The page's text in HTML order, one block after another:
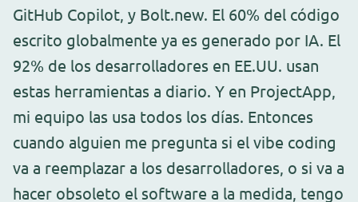
GitHub Copilot, y Bolt.new. El 60% del código
escrito globalmente ya es generado por IA. El
92% de los desarrolladores en EE.UU. usan
estas herramientas a diario. Y en ProjectApp,
mi equipo las usa todos los días. Entonces
cuando alguien me pregunta si el vibe coding
va a reemplazar a los desarrolladores, o si va a
hacer obsoleto el software a la medida, tengo